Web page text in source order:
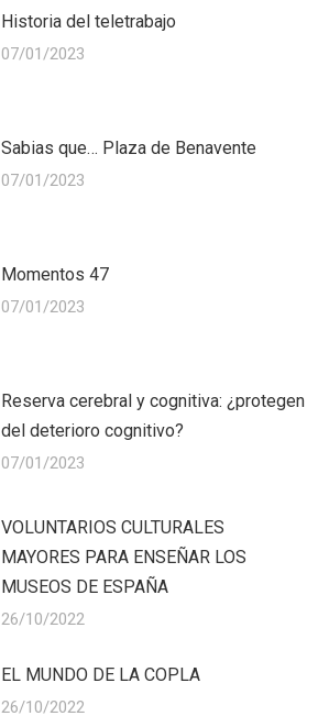
Historia del teletrabajo
07/01/2023
Sabias que… Plaza de Benavente
07/01/2023
Momentos 47
07/01/2023
Reserva cerebral y cognitiva: ¿protegen
del deterioro cognitivo?
07/01/2023
VOLUNTARIOS CULTURALES
MAYORES PARA ENSEÑAR LOS
MUSEOS DE ESPAÑA
26/10/2022
EL MUNDO DE LA COPLA
26/10/2022